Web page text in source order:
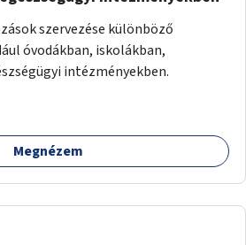
szervezése különböző
óvodákban, iskolákban,
intézményekben.
Megnézem